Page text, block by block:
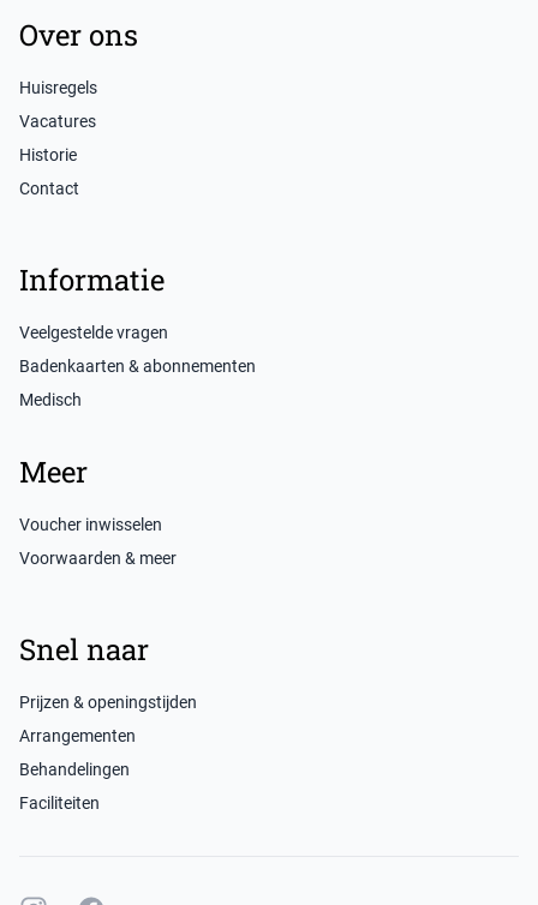
Over ons
Huisregels
Vacatures
Historie
Contact
Informatie
Veelgestelde vragen
Badenkaarten & abonnementen
Medisch
Meer
Voucher inwisselen
Voorwaarden & meer
Snel naar
Prijzen & openingstijden
Arrangementen
Behandelingen
Faciliteiten